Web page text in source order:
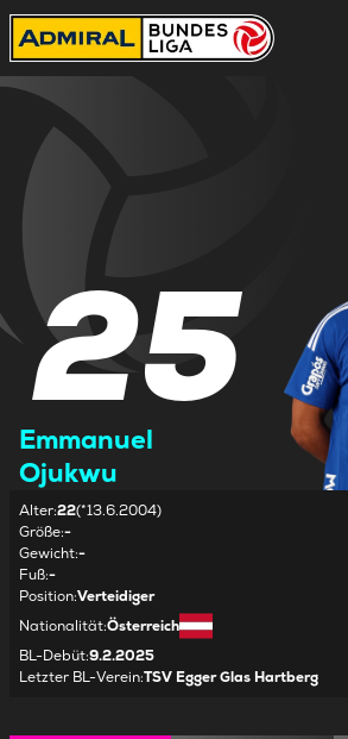
25
Emmanuel
Ojukwu
Alter:22(*13.6.2004)
Größe:-
Gewicht:-
Fuß:-
Position:Verteidiger
Nationalität:Österreich
BL-Debüt:9.2.2025
Letzter BL-Verein:TSV Egger Glas Hartberg